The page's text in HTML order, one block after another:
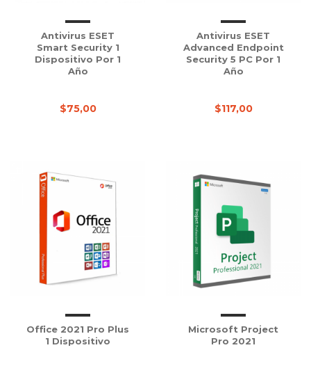
Antivirus ESET
Smart Security 1
Dispositivo Por 1
Año
$75,00
Antivirus ESET
Advanced Endpoint
Security 5 PC Por 1
Año
$117,00
Office 2021 Pro Plus
1 Dispositivo
Microsoft Project
Pro 2021